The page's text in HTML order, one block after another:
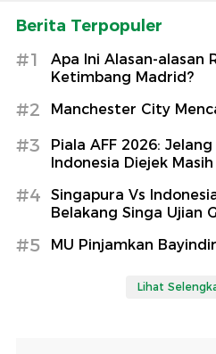
Berita Terpopuler
#1
Apa Ini Alasan-alasan
Ketimbang Madrid?
#2 Manchester City
#3
Piala AFF 2026:
Indonesia Diejek
#4
Singapura Vs
Belakang Singa Ujian
#5 MU Pinjamkan
Lihat